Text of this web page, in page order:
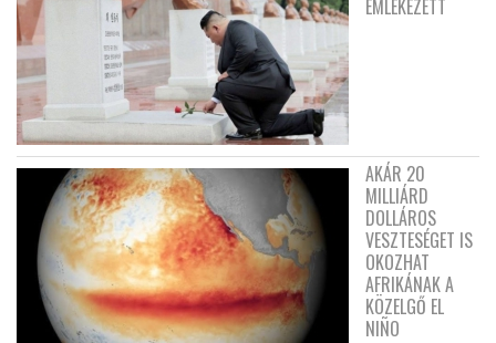
EMLÉKEZETT
AKÁR 20
MILLIÁRD
DOLLÁROS
VESZTESÉGET IS
OKOZHAT
AFRIKÁNAK A
KÖZELGŐ EL
NIÑO